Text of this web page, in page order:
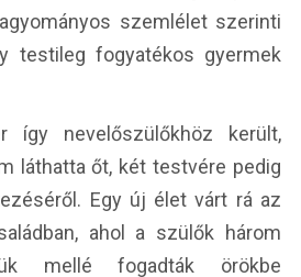
szemlélet szerinti
testileg fogyatékos gyermek
így nevelőszülőkhöz került,
láthatta őt, két testvére pedig
Egy új élet várt rá az
ahol a szülők három
mellé fogadták örökbe